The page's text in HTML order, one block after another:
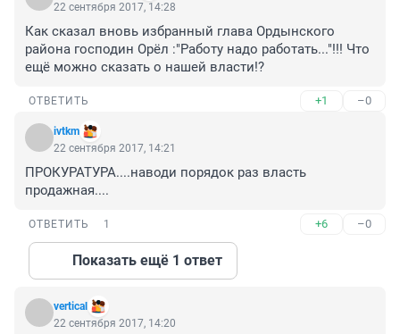
22 сентября 2017, 14:28
Как сказал вновь избранный глава Ордынского
района господин Орёл :"Работу надо работать..."!!! Что
ещё можно сказать о нашей власти!?
ОТВЕТИТЬ +1 –0
ivtkm
22 сентября 2017, 14:21
ПРОКУРАТУРА....наводи порядок раз власть
продажная....
ОТВЕТИТЬ 1 +6 –0
Показать ещё 1 ответ
vertical
22 сентября 2017, 14:20